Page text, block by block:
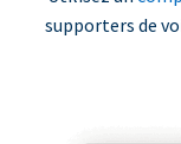
supporters de